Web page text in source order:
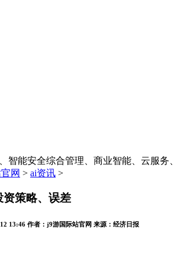
智能安全综合管理、商业智能、云服务
网 > ai资讯 >
策略、误差
13:46 作者： j9游国际站官网 来源： 经济日报